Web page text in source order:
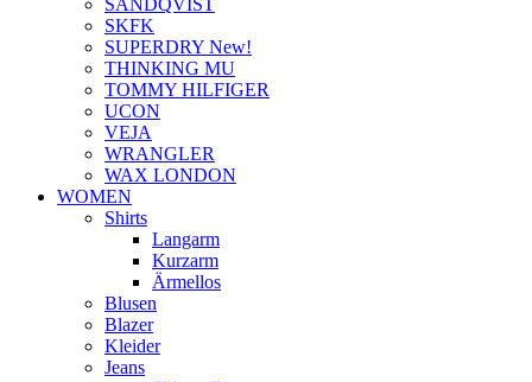
SANDQVIST
SKFK
SUPERDRY New!
THINKING MU
TOMMY HILFIGER
UCON
VEJA
WRANGLER
WAX LONDON
WOMEN
Shirts
Langarm
Kurzarm
Ärmellos
Blusen
Blazer
Kleider
Jeans